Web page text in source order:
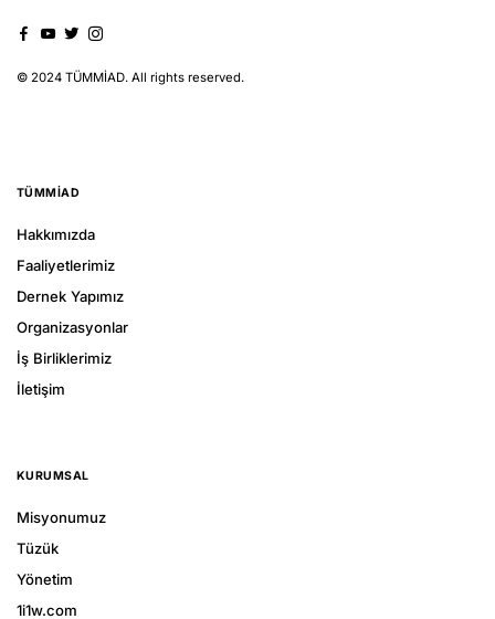
© 2024 TÜMMİAD. All rights reserved.
TÜMMIAD
Hakkımızda
Faaliyetlerimiz
Dernek Yapımız
Organizasyonlar
İş Birliklerimiz
İletişim
KURUMSAL
Misyonumuz
Tüzük
Yönetim
1i1w.com